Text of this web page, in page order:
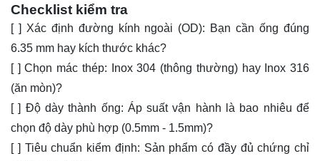
Checklist kiểm tra
[ ] Xác định đường kính ngoài (OD): Bạn cần ống đúng
6.35 mm hay kích thước khác?
[ ] Chọn mác thép: Inox 304 (thông thường) hay Inox 316
(ăn mòn)?
[ ] Độ dày thành ống: Áp suất vận hành là bao nhiêu để
chọn độ dày phù hợp (0.5mm - 1.5mm)?
[ ] Tiêu chuẩn kiểm định: Sản phẩm có đầy đủ chứng chỉ